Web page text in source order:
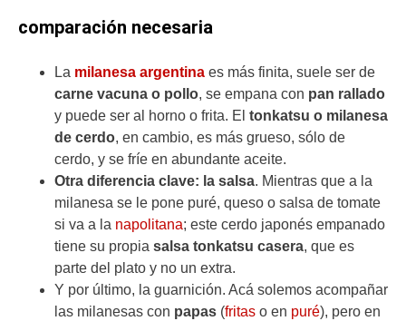
comparación necesaria
La milanesa argentina es más finita, suele ser de
carne vacuna o pollo, se empana con pan rallado
y puede ser al horno o frita. El tonkatsu o milanesa
de cerdo, en cambio, es más grueso, sólo de
cerdo, y se fríe en abundante aceite.
Otra diferencia clave: la salsa. Mientras que a la
milanesa se le pone puré, queso o salsa de tomate
si va a la napolitana; este cerdo japonés empanado
tiene su propia salsa tonkatsu casera, que es
parte del plato y no un extra.
Y por último, la guarnición. Acá solemos acompañar
las milanesas con papas (fritas o en puré), pero en